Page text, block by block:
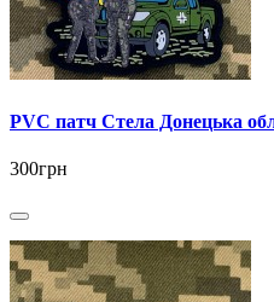
PVC патч Стела Донецька
300грн